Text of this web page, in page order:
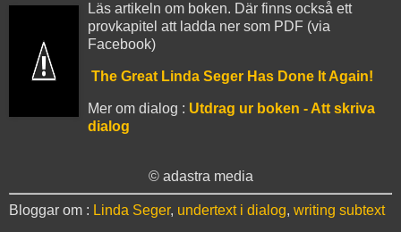
Läs artikeln om boken. Där finns också ett
provkapitel att ladda ner som PDF (via
Facebook)
The Great Linda Seger Has Done It Again!
Mer om dialog : Utdrag ur boken - Att skriva
dialog
© adastra media
Bloggar om : Linda Seger, undertext i dialog, writing subtext